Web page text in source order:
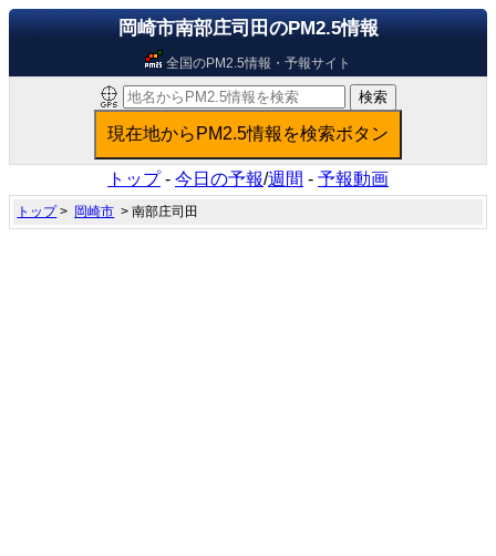
岡崎市南部庄司田のPM2.5情報
全国のPM2.5情報・予報サイト
トップ- 今日の予報/週間 - 予報動画
トップ> 岡崎市 > 南部庄司田